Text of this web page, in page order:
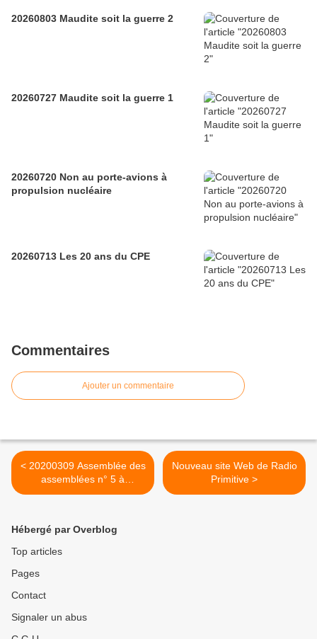
20260803 Maudite soit la guerre 2
20260727 Maudite soit la guerre 1
20260720 Non au porte-avions à
propulsion nucléaire
20260713 Les 20 ans du CPE
Commentaires
Ajouter un commentaire
< 20200309 Assemblée des
assemblées n° 5 à
Toulouse
Nouveau site Web de Radio
Primitive >
Hébergé par Overblog
Top articles
Pages
Contact
Signaler un abus